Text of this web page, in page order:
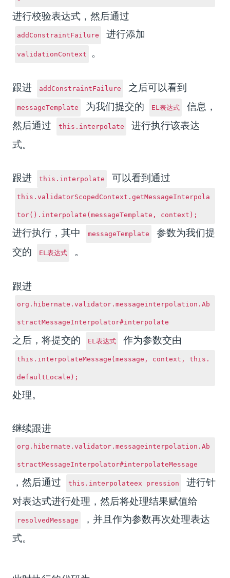
进行校验表达式，然后通过
addConstraintFailure 进行添加
validationContext 。
跟进 addConstraintFailure 之后可以看到
messageTemplate 为我们提交的 EL表达式
信息，
然后通过
this.interpolate
进行执行该表达
式。
跟进 this.interpolate 可以看到通过
this.validatorScopedContext.getMessageInterpola
tor().interpolate(messageTemplate, context);
进行执行，其中 messageTemplate
参数为我们提
交的
EL表达式 。
跟进
org.hibernate.validator.messageinterpolation.Ab
stractMessageInterpolator#interpolate
之后，将提交的 EL表达式 作为参数交由
this.interpolateMessage(message, context, this.
defaultLocale);
处理。
继续跟进
org.hibernate.validator.messageinterpolation.Ab
stractMessageInterpolator#interpolateMessage
，然后通过 this.interpolateex pression
进行针
对表达式进行处理，然后将处理结果赋值给
resolvedMessage
，并且作为参数再次处理表达
式。